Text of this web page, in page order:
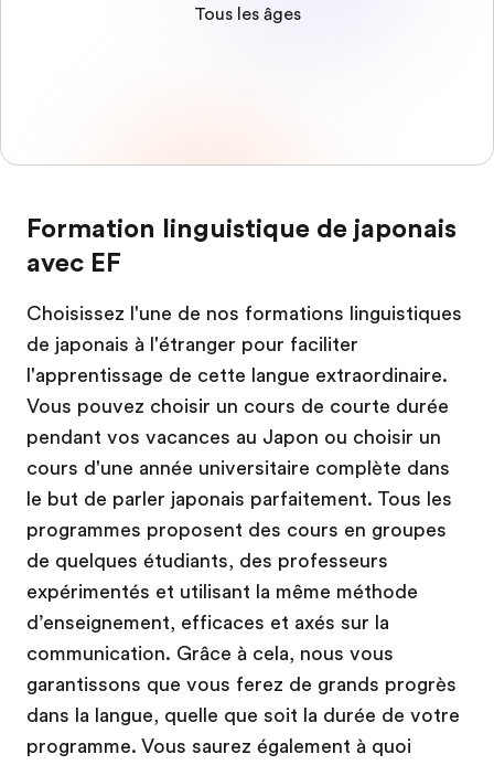
Tous les âges
Formation linguistique de japonais
avec EF
Choisissez l'une de nos formations linguistiques
de japonais à l'étranger pour faciliter
l'apprentissage de cette langue extraordinaire.
Vous pouvez choisir un cours de courte durée
pendant vos vacances au Japon ou choisir un
cours d'une année universitaire complète dans
le but de parler japonais parfaitement. Tous les
programmes proposent des cours en groupes
de quelques étudiants, des professeurs
expérimentés et utilisant la même méthode
d’enseignement, efficaces et axés sur la
communication. Grâce à cela, nous vous
garantissons que vous ferez de grands progrès
dans la langue, quelle que soit la durée de votre
programme. Vous saurez également à quoi